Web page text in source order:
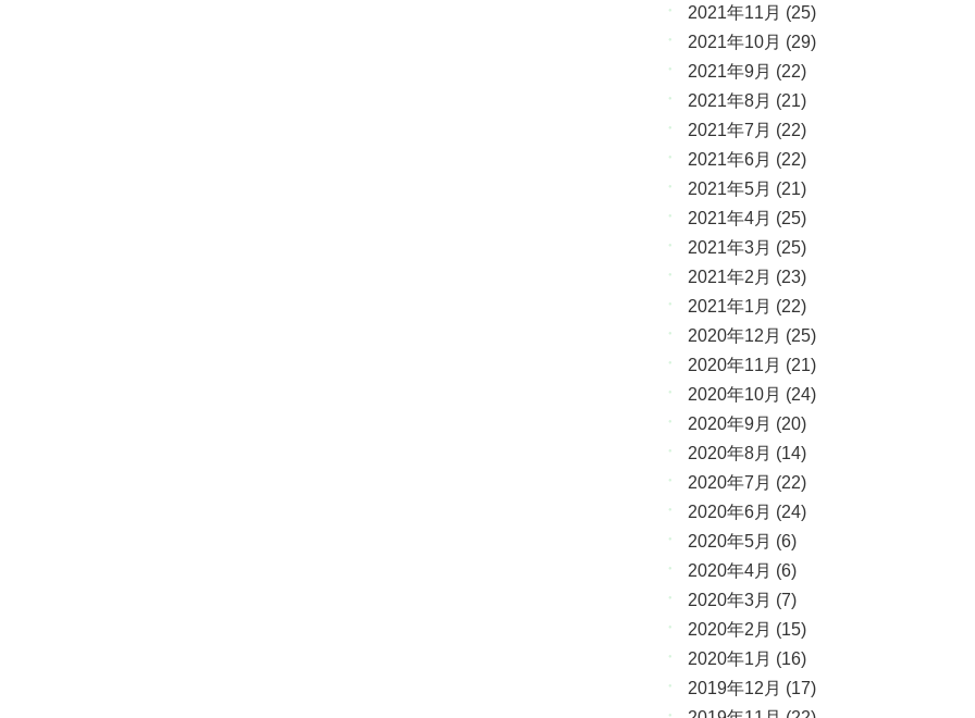
2021年11月 (25)
2021年10月 (29)
2021年9月 (22)
2021年8月 (21)
2021年7月 (22)
2021年6月 (22)
2021年5月 (21)
2021年4月 (25)
2021年3月 (25)
2021年2月 (23)
2021年1月 (22)
2020年12月 (25)
2020年11月 (21)
2020年10月 (24)
2020年9月 (20)
2020年8月 (14)
2020年7月 (22)
2020年6月 (24)
2020年5月 (6)
2020年4月 (6)
2020年3月 (7)
2020年2月 (15)
2020年1月 (16)
2019年12月 (17)